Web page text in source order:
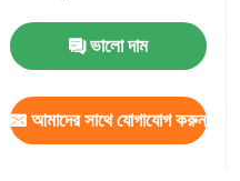
ভালো দাম
আমাদের সাথে যোগাযোগ করুন